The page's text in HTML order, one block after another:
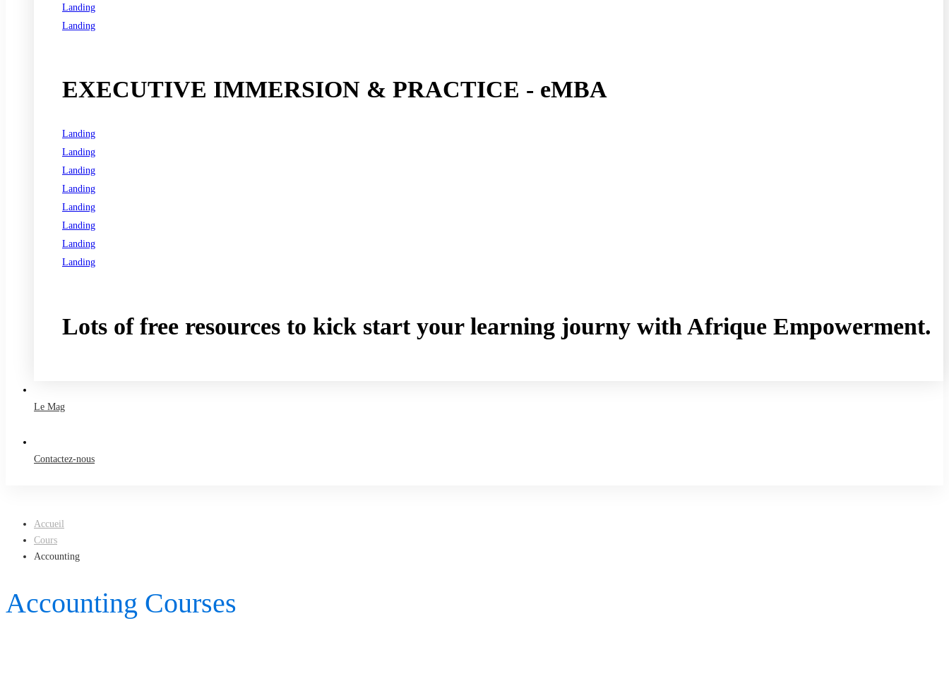
Landing
Landing
EXECUTIVE IMMERSION & PRACTICE - eMBA
Landing
Landing
Landing
Landing
Landing
Landing
Landing
Landing
Lots of free resources to kick start your learning journy with Afrique Empowerment.
Le Mag
Contactez-nous
Accueil
Cours
Accounting
Accounting Courses